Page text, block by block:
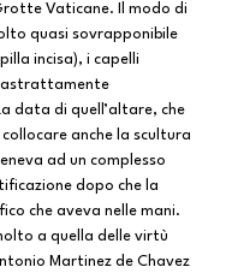
Vaticane. Il modo di
quasi sovrapponibile
incisa), i capelli
astrattamente
data di quell’altare, che
anche la scultura
ad un complesso
dopo che la
che aveva nelle mani.
a quella delle virtù
Martinez de Chavez